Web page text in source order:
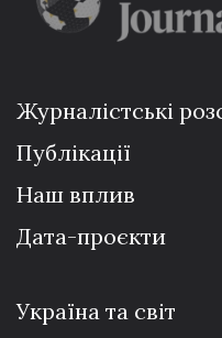
Журналістські
Публікації
Наш вплив
Дата-проєкти
Україна та світ